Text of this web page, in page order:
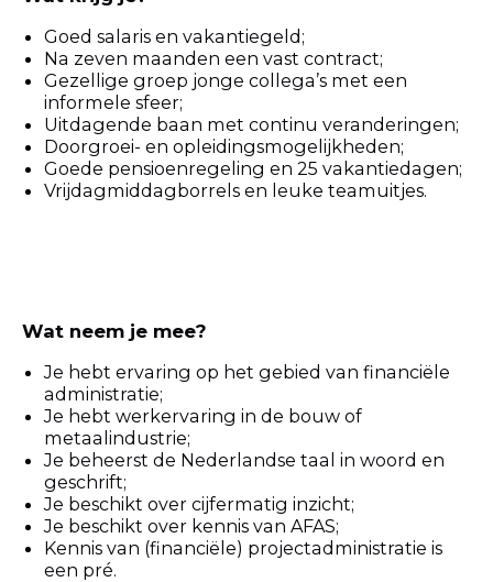
Goed salaris en vakantiegeld;
Na zeven maanden een vast contract;
Gezellige groep jonge collega’s met een
informele sfeer;
Uitdagende baan met continu veranderingen;
Doorgroei- en opleidingsmogelijkheden;
Goede pensioenregeling en 25 vakantiedagen;
Vrijdagmiddagborrels en leuke teamuitjes.
Wat neem je mee?
Je hebt ervaring op het gebied van financiële
administratie;
Je hebt werkervaring in de bouw of
metaalindustrie;
Je beheerst de Nederlandse taal in woord en
geschrift;
Je beschikt over cijfermatig inzicht;
Je beschikt over kennis van AFAS;
Kennis van (financiële) projectadministratie is
een pré.